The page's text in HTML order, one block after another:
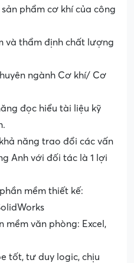
phẩm cơ khí của công
và thẩm định chất lượng
ngành Cơ khí/ Cơ
đọc hiểu tài liệu kỹ
năng trao đổi các vấn
Anh với đối tác là 1 lợi
mềm thiết kế:
mềm văn phòng: Excel,
tốt, tư duy logic, chịu